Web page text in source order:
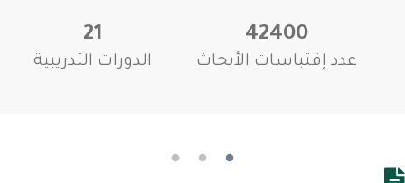
21
الدورات التدريبية
42400
عدد إقتباسات الأبحاث